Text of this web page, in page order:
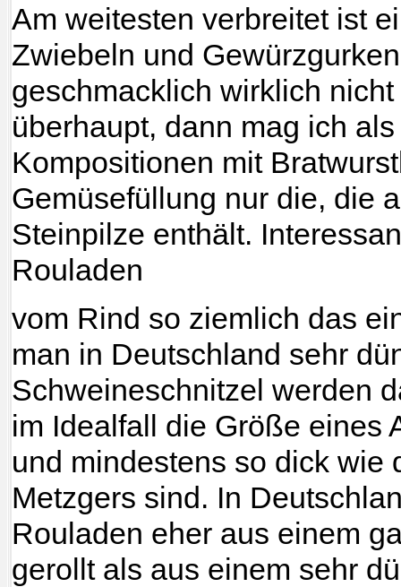
Am weitesten verbreitet ist
Zwiebeln und
geschmacklich wirklich
überhaupt, dann mag ich
Kompositionen mit
Gemüsefüllung nur die, die
Steinpilze enthält.
Rouladen
vom Rind so ziemlich das
man in Deutschland sehr
Schweineschnitzel werden
im Idealfall die Größe eines
und mindestens so dick wie
Metzgers sind. In
Rouladen eher aus einem
gerollt als aus einem sehr